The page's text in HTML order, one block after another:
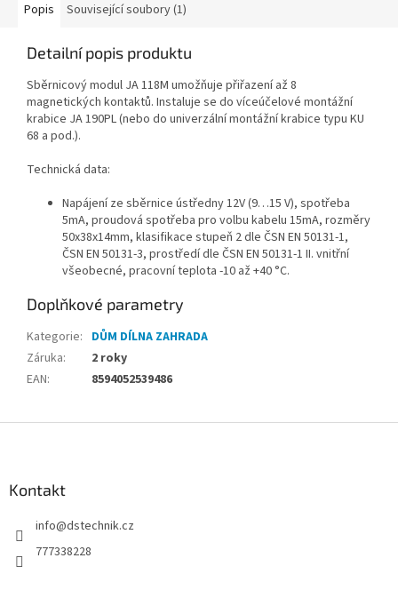
Popis Související soubory (1)
Detailní popis produktu
Sběrnicový modul JA 118M umožňuje přiřazení až 8
magnetických kontaktů. Instaluje se do víceúčelové montážní
krabice JA 190PL (nebo do univerzální montážní krabice typu KU
68 a pod.).
Technická data:
Napájení ze sběrnice ústředny 12V (9…15 V), spotřeba
5mA, proudová spotřeba pro volbu kabelu 15mA, rozměry
50x38x14mm, klasifikace stupeň 2 dle ČSN EN 50131-1,
ČSN EN 50131-3, prostředí dle ČSN EN 50131-1 II. vnitřní
všeobecné, pracovní teplota -10 až +40 °C.
Doplňkové parametry
Kategorie: DŮM DÍLNA ZAHRADA
Záruka:
2 roky
EAN: 8594052539486
Kontakt
info@dstechnik.cz
777338228